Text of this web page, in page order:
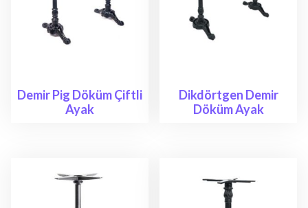
Demir Pig Döküm Çiftli
Ayak
Dikdörtgen Demir
Döküm Ayak